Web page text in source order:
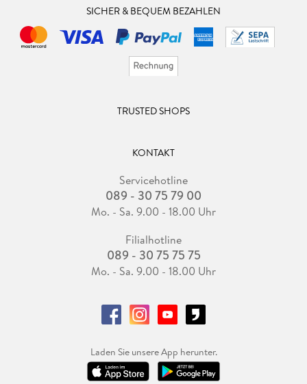
SICHER & BEQUEM BEZAHLEN
TRUSTED SHOPS
KONTAKT
Servicehotline
089 - 30 75 79 00
Mo. - Sa. 9.00 - 18.00 Uhr
Filialhotline
089 - 30 75 75 75
Mo. - Sa. 9.00 - 18.00 Uhr
Laden Sie unsere App herunter.